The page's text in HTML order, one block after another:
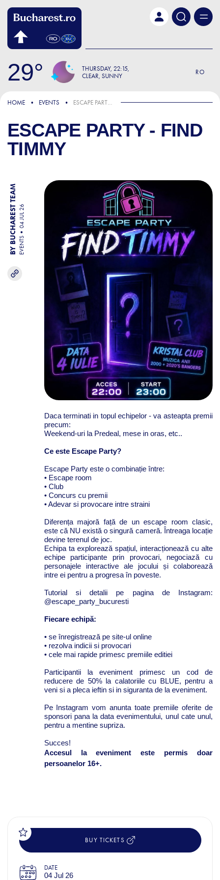
29 THURSDAY 22:15
CLEAR, SUNNY
RO
HOME EVENTS ESCAPE PARTY - FIND TIMMY
ESCAPE PARTY - FIND
TIMMY
BY BUCHAREST TEAM EVENTS
04 JUL 26
Daca terminati in topul echipelor - va asteapta premii
precum:
Weekend-uri la Predeal, mese in oras, etc..
Ce este Escape Party?
Escape Party este o combinație între:
• Escape room
• ⁠Club
• ⁠Concurs cu premii
• Adevar si provocare intre straini
Diferența majoră față de un escape room clasic,
este că NU există o singură cameră. Întreaga locație
devine terenul de joc.
Echipa ta explorează spațiul, interacționează cu alte
echipe participante prin provocari, negociază cu
personajele interactive ale jocului și colaborează
intre ei pentru a progresa în poveste.
Tutorial si detalii pe pagina de Instagram:
@escape_party_bucuresti
Fiecare echipă:
• se înregistrează pe site-ul online
• rezolva indicii si provocari
• ⁠cele mai rapide primesc premiile editiei
Participantii la eveniment primesc un cod de
reducere de 50% la calatoriile cu BLUE, pentru a
veni si a pleca ieftin si in siguranta de la eveniment.
Pe Instagram vom anunta toate premiile oferite de
sponsori pana la data evenimentului, unul cate unul,
pentru a mentine supriza.
Succes!
Accesul la eveniment este permis doar
persoanelor 16+.
BUY TICKETS
DATE
04 Jul 26